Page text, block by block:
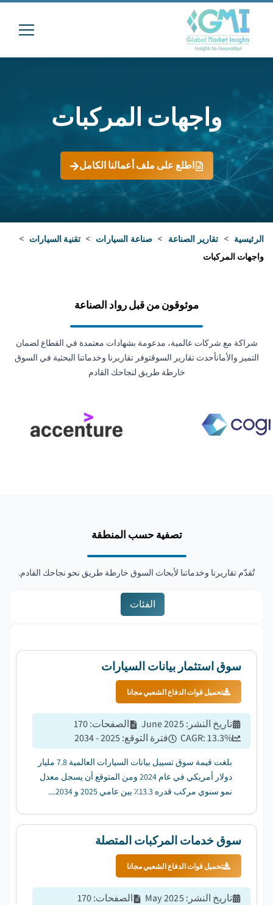
واجهات المركبات
اطلع على ملف أعمالنا الكامل
الرئيسية > تقارير الصناعة > صناعة السيارات > تقنية السيارات >
واجهات المركبات
موثوقون من قبل رواد الصناعة
شراكة مع شركات عالمية، مدعومة بشهادات معتمدة في القطاع لضمان
التميز والأمانأحدث تقارير السوقتوفر تقاريرنا وخدماتنا البحثية في السوق
خارطة طريق لنجاحك القادم
تصفية حسب المنطقة
تُقدّم تقاريرنا وخدماتنا لأبحاث السوق خارطة طريق نحو نجاحك القادم.
الفئات
سوق استثمار بيانات السيارات
تحميل قوات الدفاع الشعبي مجانا
تاريخ النشر :
June 2025 الصفحات:
170
CAGR:13.3% فترة التوقع:
2025 - 2034
بلغت قيمة سوق تسييل بيانات السيارات العالمية 7.8 مليار
دولار أمريكي في عام 2024 ومن المتوقع أن يسجل معدل
نمو سنوي مركب قدره 13.3٪ بين عامي 2025 و 2034....
سوق خدمات المركبات المتصلة
تحميل قوات الدفاع الشعبي مجانا
تاريخ النشر :
May 2025 الصفحات:
170